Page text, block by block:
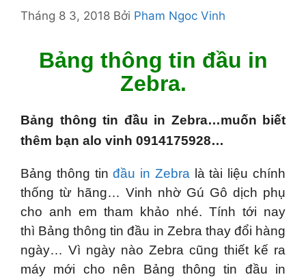
Tháng 8 3, 2018 Bởi Pham Ngoc Vinh
Bảng thông tin đầu in
Zebra.
Bảng thông tin đầu in Zebra…muốn biết
thêm bạn alo vinh 0914175928…
Bảng thông tinđầu in Zebra là tài liệu chính
thống từ hãng… Vinh nhờ Gú Gô dịch phụ
cho anh em tham khảo nhé. Tính tới nay
thì Bảng thông tin đầu in Zebra thay đổi hàng
ngày… Vì ngày nào Zebra cũng thiết kế ra
máy mới cho nên Bảng thông tin đầu in